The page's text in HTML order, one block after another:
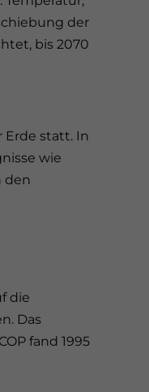
der
bis 2070
Erde statt. In
wie
den
die
Das
fand 1995